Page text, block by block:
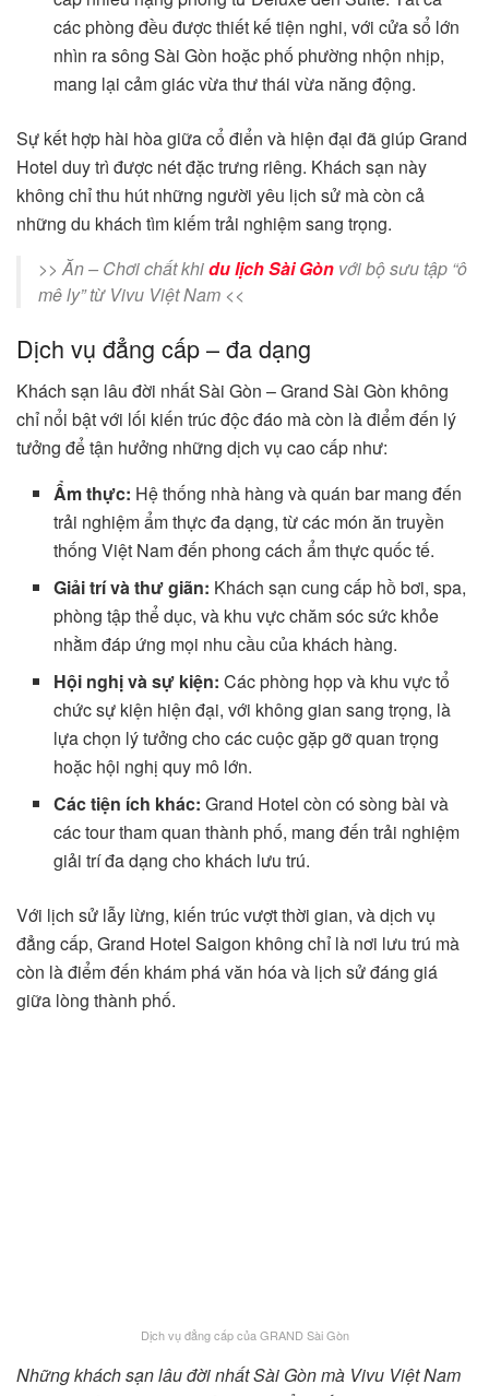
các phòng đều được thiết kế tiện nghi, với cửa sổ lớn
nhìn ra sông Sài Gòn hoặc phố phường nhộn nhịp,
mang lại cảm giác vừa thư thái vừa năng động.
Sự kết hợp hài hòa giữa cổ điển và hiện đại đã giúp Grand
Hotel duy trì được nét đặc trưng riêng. Khách sạn này
không chỉ thu hút những người yêu lịch sử mà còn cả
những du khách tìm kiếm trải nghiệm sang trọng.
>> Ăn – Chơi chất khidu lịch Sài Gòn với bộ sưu tập “ô
mê ly” từ Vivu Việt Nam <<
Dịch vụ đẳng cấp – đa dạng
Khách sạn lâu đời nhất Sài Gòn – Grand Sài Gòn không
chỉ nổi bật với lối kiến trúc độc đáo mà còn là điểm đến lý
tưởng để tận hưởng những dịch vụ cao cấp như:
Ẩm thực: Hệ thống nhà hàng và quán bar mang đến
trải nghiệm ẩm thực đa dạng, từ các món ăn truyền
thống Việt Nam đến phong cách ẩm thực quốc tế.
Giải trí và thư giãn: Khách sạn cung cấp hồ bơi, spa,
phòng tập thể dục, và khu vực chăm sóc sức khỏe
nhằm đáp ứng mọi nhu cầu của khách hàng.
Hội nghị và sự kiện: Các phòng họp và khu vực tổ
chức sự kiện hiện đại, với không gian sang trọng, là
lựa chọn lý tưởng cho các cuộc gặp gỡ quan trọng
hoặc hội nghị quy mô lớn.
Các tiện ích khác: Grand Hotel còn có sòng bài và
các tour tham quan thành phố, mang đến trải nghiệm
giải trí đa dạng cho khách lưu trú.
Với lịch sử lẫy lừng, kiến trúc vượt thời gian, và dịch vụ
đẳng cấp, Grand Hotel Saigon không chỉ là nơi lưu trú mà
còn là điểm đến khám phá văn hóa và lịch sử đáng giá
giữa lòng thành phố.
Dịch vụ đẳng cấp của GRAND Sài Gòn
Những khách sạn lâu đời nhất Sài Gòn mà Vivu Việt Nam